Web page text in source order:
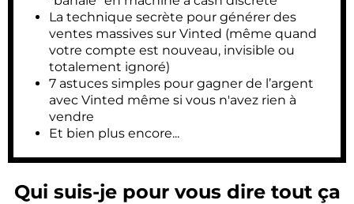
La technique secrète pour générer des
ventes massives sur Vinted (même quand
votre compte est nouveau, invisible ou
totalement ignoré)
7 astuces simples pour gagner de l’argent
avec Vinted même si vous n'avez rien à
vendre
Et bien plus encore...
Qui suis-je pour vous dire tout ça